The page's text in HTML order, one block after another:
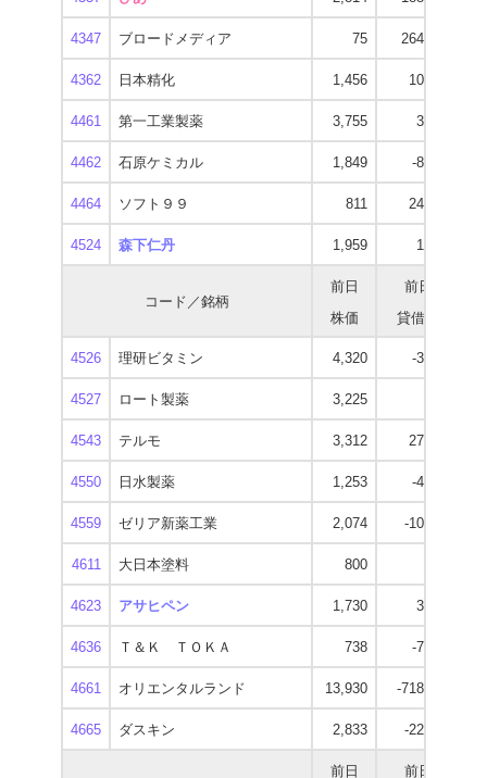
4347 ブロードメディア 75 264,000
4362 日本精化 1,456 10,500
4461 第一工業製薬 3,755 3,100
4462 石原ケミカル 1,849 -8,400
4464 ソフト９９ 811 24,000
4524 森下仁丹 1,959 1,600
コード／銘柄
前日
株価
前日
貸借残
4526 理研ビタミン 4,320 -3,800
4527 ロート製薬 3,225
4543 テルモ 3,312 27,300
4550 日水製薬 1,253 -4,100
4559 ゼリア新薬工業 2,074 -10,800
4611 大日本塗料 800
4623 アサヒペン 1,730 3,100
4636 Ｔ＆Ｋ ＴＯＫＡ 738 -7,300
4661 オリエンタルランド 13,930 -718,300
4665 ダスキン 2,833 -22,400
前日
前日